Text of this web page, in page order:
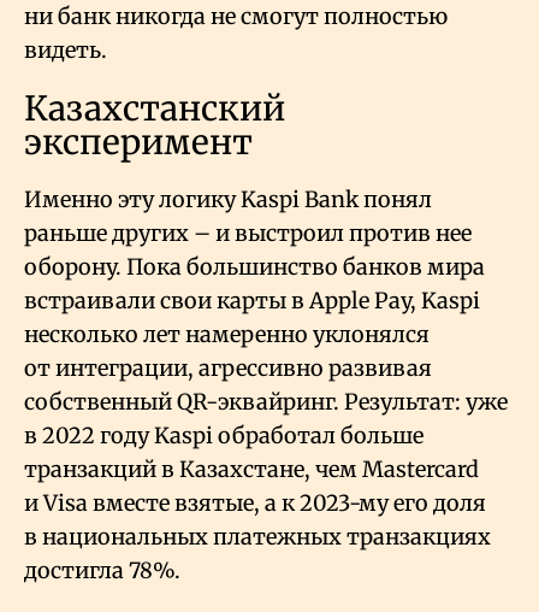
ни банк никогда не смогут полностью
видеть.
Казахстанский
эксперимент
Именно эту логику Kaspi Bank понял
раньше других – и выстроил против нее
оборону. Пока большинство банков мира
встраивали свои карты в Apple Pay, Kaspi
несколько лет намеренно уклонялся
от интеграции, агрессивно развивая
собственный QR-эквайринг. Результат: уже
в 2022 году Kaspi обработал больше
транзакций в Казахстане, чем Mastercard
и Visa вместе взятые, а к 2023-му его доля
в национальных платежных транзакциях
достигла 78%.